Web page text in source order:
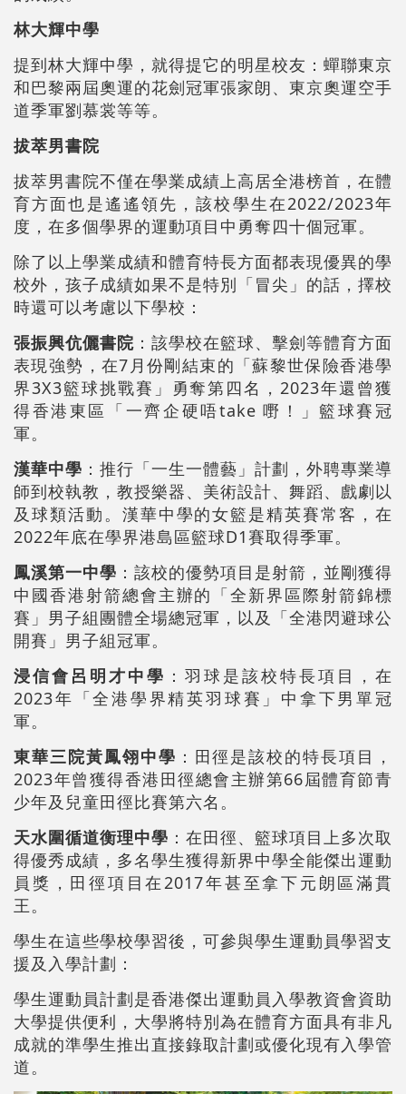
林大輝中學
提到林大輝中學，就得提它的明星校友：蟬聯東京
和巴黎兩屆奧運的花劍冠軍張家朗、東京奧運空手
道季軍劉慕裳等等。
拔萃男書院
拔萃男書院不僅在學業成績上高居全港榜首，在體
育方面也是遙遙領先，該校學生在2022/2023年
度，在多個學界的運動項目中勇奪四十個冠軍。
除了以上學業成績和體育特長方面都表現優異的學
校外，孩子成績如果不是特別「冒尖」的話，擇校
時還可以考慮以下學校：
張振興伉儷書院 ：該學校在籃球、擊劍等體育方面
表現強勢，在7月份剛結束的「蘇黎世保險香港學
界3X3籃球挑戰賽」勇奪第四名，2023年還曾獲
得香港東區「一齊企硬唔take 嘢！」籃球賽冠
軍。
漢華中學 ： 推行「一生一體藝」計劃，外聘專業導
師到校執教，教授樂器、美術設計、舞蹈、戲劇以
及球類活動。漢華中學的女籃是精英賽常客，在
2022年底在學界港島區籃球D1賽取得季軍。
鳳溪第一中學 ： 該校的優勢項目是射箭，並剛獲得
中國香港射箭總會主辦的「全新界區際射箭錦標
賽」男子組團體全場總冠軍，以及「全港閃避球公
開賽」男子組冠軍。
浸信會呂明才中學 ： 羽球是該校特長項目，在
2023年「全港學界精英羽球賽」中拿下男單冠
軍。
東華三院黃鳳翎中學 ： 田徑是該校的特長項目，
2023年曾獲得香港田徑總會主辦第66屆體育節青
少年及兒童田徑比賽第六名。
天水圍循道衡理中學 ： 在田徑、籃球項目上多次取
得優秀成績，多名學生獲得新界中學全能傑出運動
員獎，田徑項目在2017年甚至拿下元朗區滿貫
王。
學生在這些學校學習後，可參與學生運動員學習支
援及入學計劃：
學生運動員計劃是香港傑出運動員入學教資會資助
大學提供便利，大學將特別為在體育方面具有非凡
成就的準學生推出直接錄取計劃或優化現有入學管
道。